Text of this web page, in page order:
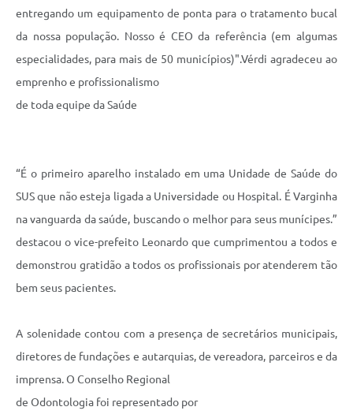
entregando um equipamento de ponta para o tratamento bucal
da nossa população. Nosso é CEO da referência (em algumas
especialidades, para mais de 50 municípios)".Vérdi agradeceu ao
emprenho e profissionalismo
de toda equipe da Saúde
“É o primeiro aparelho instalado em uma Unidade de Saúde do
SUS que não esteja ligada a Universidade ou Hospital. É Varginha
na vanguarda da saúde, buscando o melhor para seus munícipes.”
destacou o vice-prefeito Leonardo que cumprimentou a todos e
demonstrou gratidão a todos os profissionais por atenderem tão
bem seus pacientes.
A solenidade contou com a presença de secretários municipais,
diretores de fundações e autarquias, de vereadora, parceiros e da
imprensa. O Conselho Regional
de Odontologia foi representado por